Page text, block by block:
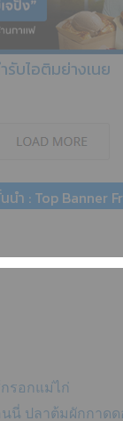
รับไอติมย่างเนย
นำ : Top Banner